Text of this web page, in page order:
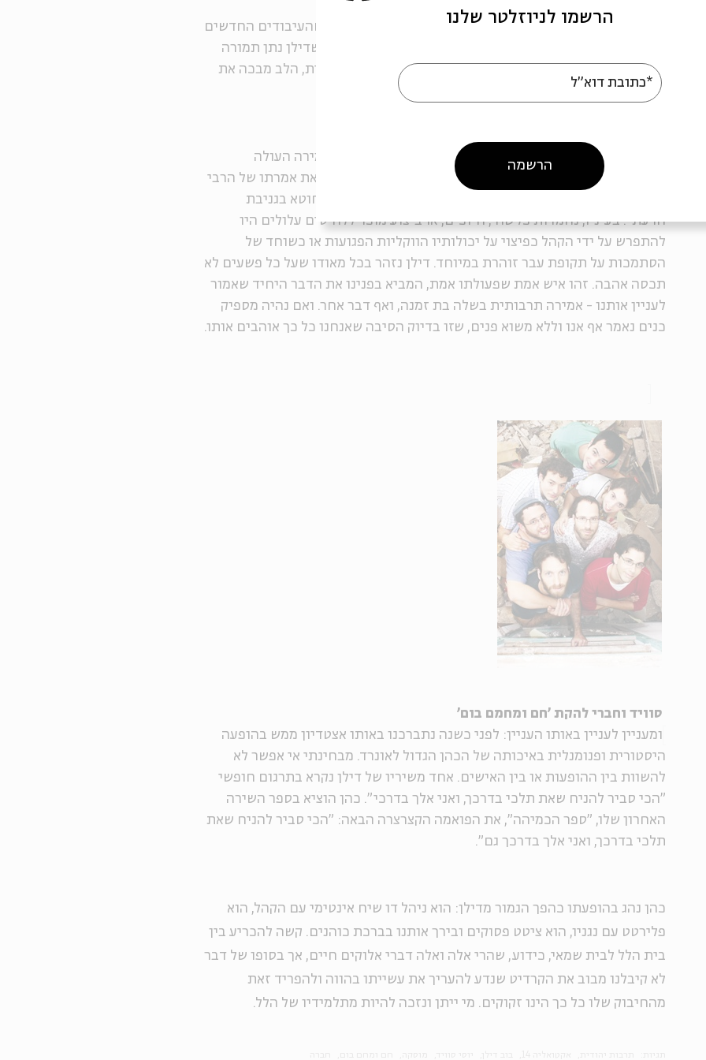
ברור שמה שראינו כאן היה דילן במיטבו יחסית לעצמו, וברור שהעיבודים החדשים
לשירים המוכרים היו מעניינים ונועזים בפני עצמם, וגם ברור שדילן נתן תמורה
מלאה והופעה מחוספסת וטובה. ולמרות זאת, בתחושה ראשונית, הלב מבכה את
חוסר האינטימיות.
אם באים ללמוד משהו ממה שראינו ומה ששמענו, נראה כי האמירה העולה
משתיקתו הרועמת לעומת החידוש הבועט שבביצועיו מזכירה את אמרתו של הרבי
מקוצק: "הפולט אנחה קלה, שאינה יוצאת מעומק לבו, הרי הוא חוטא בגניבת
הדעת". בעיניו, נחמדות כלשהי, חיוכים, או ביצוע מוכר ללהיטים עלולים היו
להתפרש על ידי הקהל כפיצוי על יכולותיו הווקליות הפגועות או כשוחד של
הסתמכות על תקופת עבר זוהרת במיוחד. דילן נזהר בכל מאודו שעל כל פשעים לא
תכסה אהבה. זהו איש אמת שפעולתו אמת, המביא בפנינו את הדבר היחיד שאמור
לעניין אותנו - אמירה תרבותית בשלה בת זמנה, ואף דבר אחר. ואם נהיה מספיק
כנים נאמר אף אנו וללא משוא פנים, שזו בדיוק הסיבה שאנחנו כל כך אוהבים אותו.
סוויד וחברי להקת 'חם ומחמם בום'
ומעניין לעניין באותו העניין: לפני כשנה נתברכנו באותו אצטדיון ממש בהופעה
היסטורית ופנומנלית באיכותה של הכהן הגדול לאונרד. מבחינתי אי אפשר לא
להשוות בין ההופעות או בין האישים. אחד משיריו של דילן נקרא בתרגום חופשי
"הכי סביר להניח שאת תלכי בדרכך, ואני אלך בדרכי". כהן הוציא בספר השירה
האחרון שלו, "ספר הכמיהה", את הפואמה הקצרצרה הבאה: "הכי סביר להניח שאת
תלכי בדרכך, ואני אלך בדרכך גם".
כהן נהג בהופעתו כהפך הגמור מדילן: הוא ניהל דו שיח אינטימי עם הקהל, הוא
פלירטט עם נגניו, הוא ציטט פסוקים ובירך אותנו בברכת כוהנים. קשה להכריע בין
בית הלל לבית שמאי, כידוע, שהרי אלה ואלה דברי אלוקים חיים, אך בסופו של דבר
לא קיבלנו מבוב את הקרדיט שנדע להעריך את עשייתו בהווה ולהפריד זאת
מהחיבוק שלו כל כך הינו זקוקים. מי ייתן ונזכה להיות מתלמידיו של הלל.
הרשמו לניוזלטר שלנו
*כתובת דוא"ל
הרשמה